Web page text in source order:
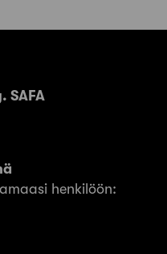
SAFA
henkilöön: